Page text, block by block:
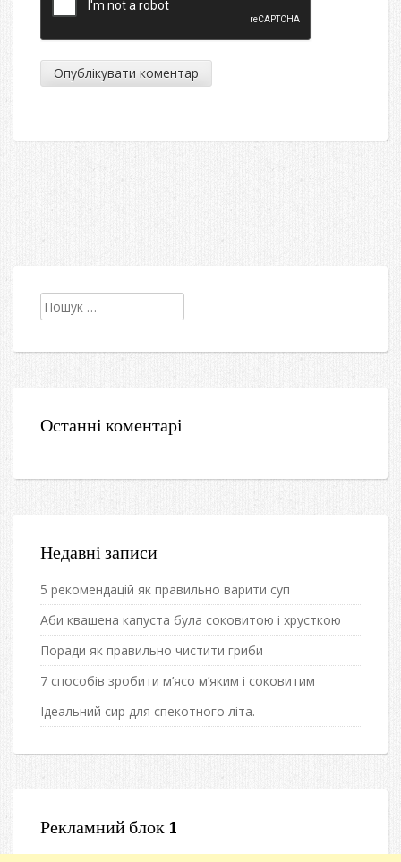
Пошук:
Останні коментарі
Недавні записи
5 рекомендацій як правильно варити суп
Аби квашена капуста була соковитою і хрусткою
Поради як правильно чистити гриби
7 способів зробити м’ясо м’яким і соковитим
Ідеальний сир для спекотного літа.
Рекламний блок 1